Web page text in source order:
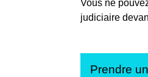
Vous ne
judiciaire
Prendre